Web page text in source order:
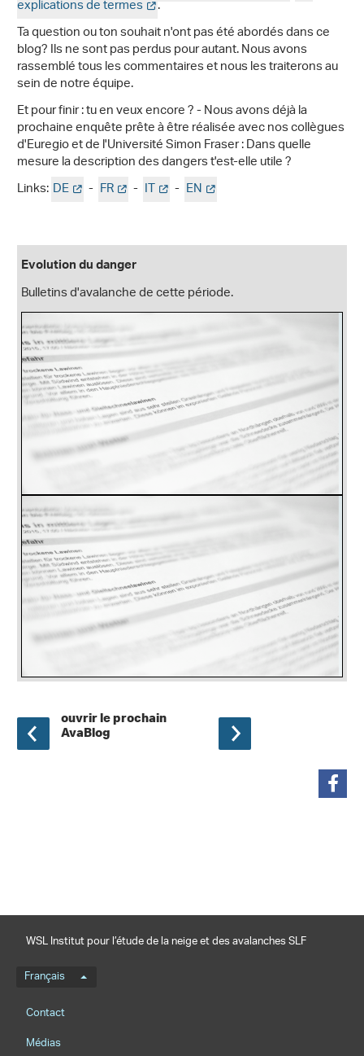
explications de termes
.
Ta question ou ton souhait n'ont pas été abordés dans ce
blog? Ils ne sont pas perdus pour autant. Nous avons
rassemblé tous les commentaires et nous les traiterons au
sein de notre équipe.
Et pour finir : tu en veux encore ? - Nous avons déjà la
prochaine enquête prête à être réalisée avec nos collègues
d'Euregio et de l'Université Simon Fraser : Dans quelle
mesure la description des dangers t'est-elle utile ?
Links:DE - FR - IT - EN
Evolution du danger
Bulletins d'avalanche de cette période.
ouvrir le prochain
AvaBlog
WSL Institut pour l’étude de la neige et des avalanches SLF
Menu de langue
Français
Footernavigation
Contact
Médias